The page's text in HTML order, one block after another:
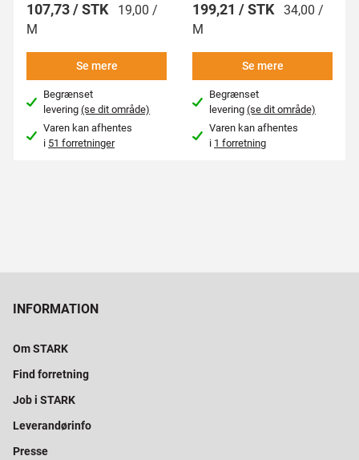
107,73 / STK
19,00 /
M
Se mere
Begrænset
levering(se dit område)
Varen kan afhentes
i 51 forretninger
199,21 / STK 34,00 /
M
Se mere
Begrænset
levering(se dit område)
Varen kan afhentes
i 1 forretning
INFORMATION
Om STARK
Find forretning
Job i STARK
Leverandørinfo
Presse